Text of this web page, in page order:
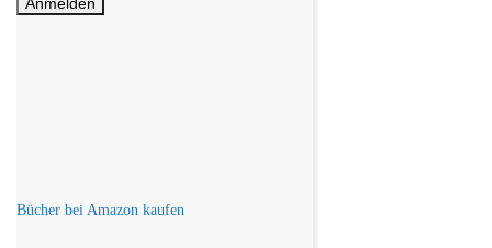
Bücher bei Amazon kaufen